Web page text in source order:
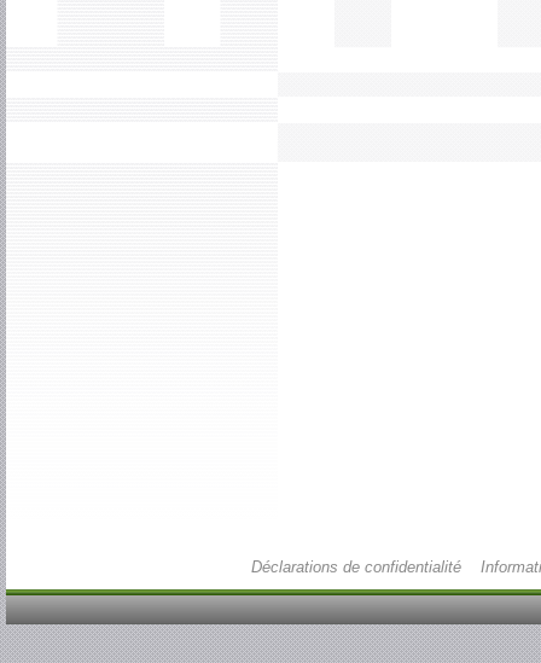
Déclarations de confidentialité